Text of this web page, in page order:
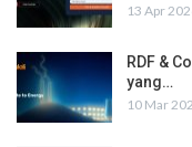
13 Apr
RDF &
yang…
10 Mar